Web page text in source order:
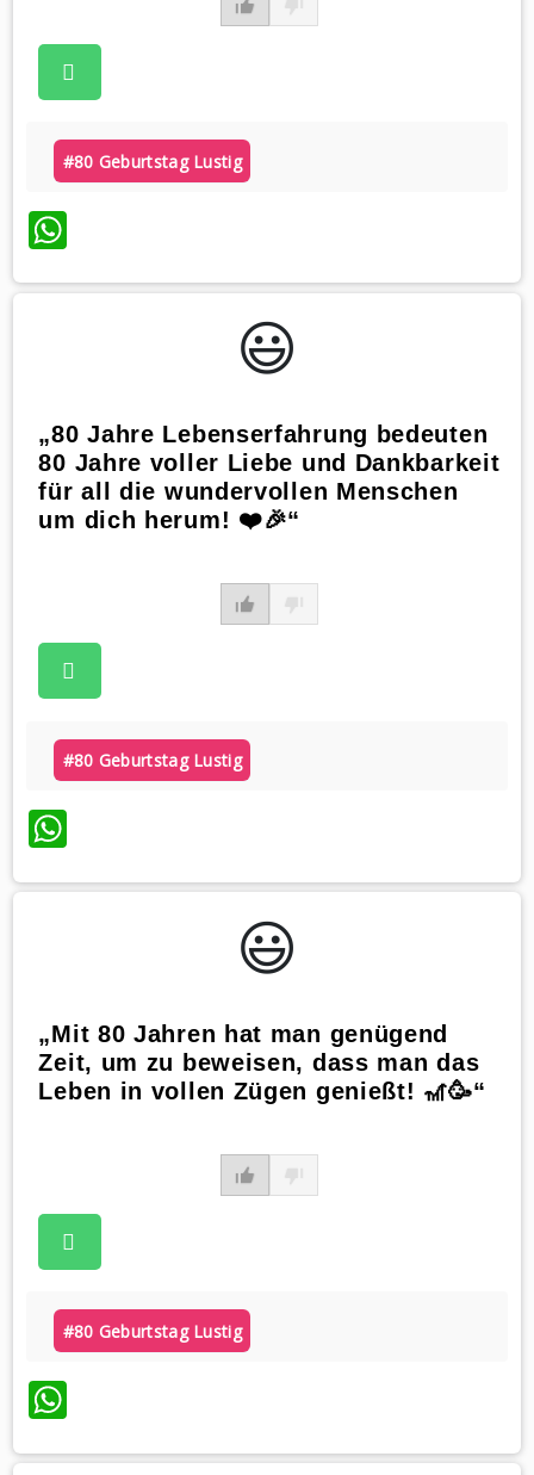
#80 Geburtstag Lustig
WhatsApp
😃️
„80 Jahre Lebenserfahrung bedeuten
80 Jahre voller Liebe und Dankbarkeit
für all die wundervollen Menschen
um dich herum! ❤️🎉“
#80 Geburtstag Lustig
WhatsApp
😃️
„Mit 80 Jahren hat man genügend
Zeit, um zu beweisen, dass man das
Leben in vollen Zügen genießt! 🎢🥳“
#80 Geburtstag Lustig
WhatsApp